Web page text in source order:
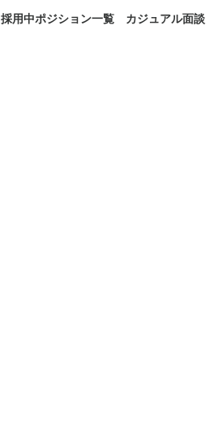
採用中ポジション一覧 カジュアル面談